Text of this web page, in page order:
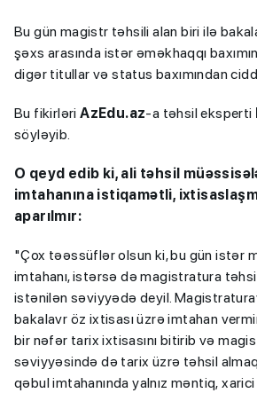
Bu gün magistr təhsili alan biri ilə
şəxs arasında istər əməkhaqqı
digər titullar və status baxımından
Bu fikirləriAzEdu.az-a təhsil eksperti
söyləyib.
O qeyd edib ki, ali təhsil
imtahanına istiqamətli,
aparılmır:
"Çox təəssüflər olsun ki, bu gün istər
imtahanı, istərsə də magistratura
istənilən səviyyədə deyil.
bakalavr öz ixtisası üzrə imtahan
bir nəfər tarix ixtisasını bitirib və
səviyyəsində də tarix üzrə təhsil
qəbul imtahanında yalnız məntiq,